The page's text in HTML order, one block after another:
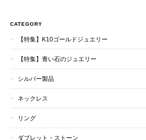
CATEGORY
【特集】K10ゴールドジュエリー
【特集】青い石のジュエリー
シルバー製品
ネックレス
リング
ダブレット・ストーン